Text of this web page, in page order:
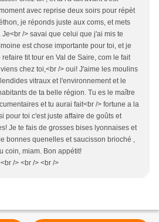
avec reprise deux soirs pour répèt
je réponds juste aux coms, et mets
/> savai que celui que j'ai mis te
est chose importante pour toi, et je
tit tour en Val de Saire, com le fait
chez toi,<br /> oui! J'aime les moulins
vitraux et l'environnement et le
de ta belle région. Tu es le maître
et tu aurai fait<br /> fortune a la
pour toi c'est juste affaire de goûts et
Je te fais de grosses bises lyonnaises et
bonnes quenelles et saucisson brioché ,
coin, miam. Bon appétit!
/> <br /> <br />